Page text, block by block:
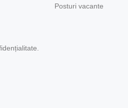
Posturi vacante